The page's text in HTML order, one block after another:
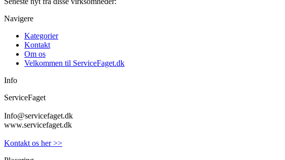
Navigere
Kategorier
Kontakt
Om os
Velkommen til ServiceFaget.dk
Info
ServiceFaget
Info@servicefaget.dk
www.servicefaget.dk
Kontakt os her >>